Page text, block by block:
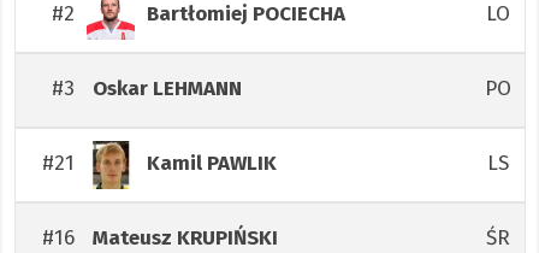
#2 Bartłomiej POCIECHA LO
#3 Oskar LEHMANN PO
#21 Kamil PAWLIK LS
#16 Mateusz KRUPIŃSKI ŚR